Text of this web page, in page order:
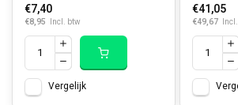
€7,40
€8,95 Incl. btw
Vergelijk
€41,05
€49,67